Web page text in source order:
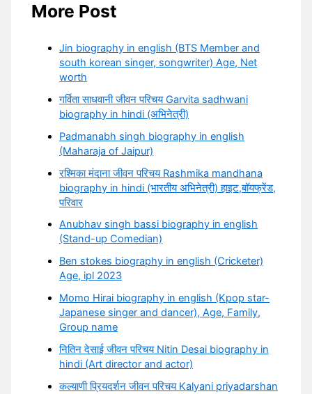
More Post
Jin biography in english (BTS Member and
south korean singer, songwriter) Age, Net
worth
गर्विता साधवानी जीवन परिचय Garvita sadhwani
biography in hindi (अभिनेत्री)
Padmanabh singh biography in english
(Maharaja of Jaipur)
रश्मिका मंदाना जीवन परिचय Rashmika mandhana
biography in hindi (भारतीय अभिनेत्री) हाइट,बॉयफ्रेंड,
परिवार
Anubhav singh bassi biography in english
(Stand-up Comedian)
Ben stokes biography in english (Cricketer)
Age, ipl 2023
Momo Hirai biography in english (Kpop star-
Japanese singer and dancer), Age, Family,
Group name
नितिन देसाई जीवन परिचय Nitin Desai biography in
hindi (Art director and actor)
कल्याणी प्रियदर्शन जीवन परिचय Kalyani priyadarshan